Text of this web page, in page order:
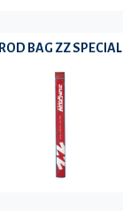
ROD BAG ZZ SPECIAL